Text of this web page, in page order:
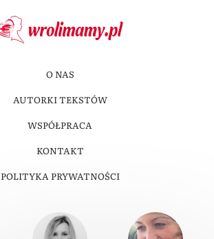
O NAS
AUTORKI TEKSTÓW
WSPÓŁPRACA
KONTAKT
POLITYKA PRYWATNOŚCI